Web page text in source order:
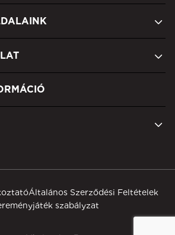
Általános Szerződési Feltételek
szabályzat